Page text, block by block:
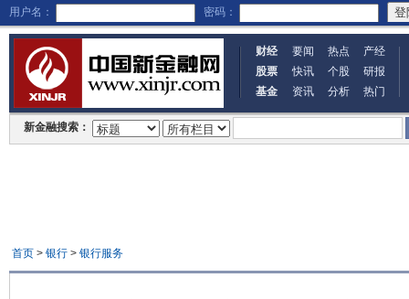
用户名： 密码：
财经 要闻 热点
产经
股票
快讯 个股
研报
基金
资讯 分析 热门
新金融搜索：
首页> 银行> 银行服务